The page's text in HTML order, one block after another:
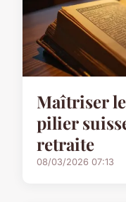
Maîtriser
pilier
retraite
08/03/2026 07:13